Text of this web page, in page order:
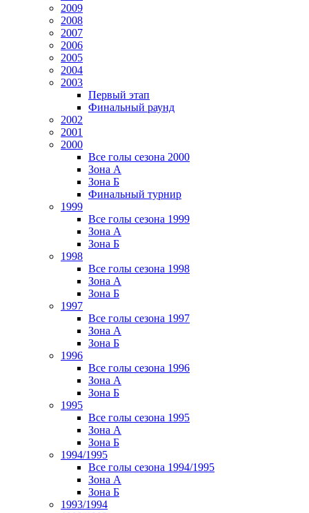
2009
2008
2007
2006
2005
2004
2003
Первый этап
Финальный раунд
2002
2001
2000
Все голы сезона 2000
Зона А
Зона Б
Финальный турнир
1999
Все голы сезона 1999
Зона А
Зона Б
1998
Все голы сезона 1998
Зона А
Зона Б
1997
Все голы сезона 1997
Зона А
Зона Б
1996
Все голы сезона 1996
Зона А
Зона Б
1995
Все голы сезона 1995
Зона А
Зона Б
1994/1995
Все голы сезона 1994/1995
Зона А
Зона Б
1993/1994